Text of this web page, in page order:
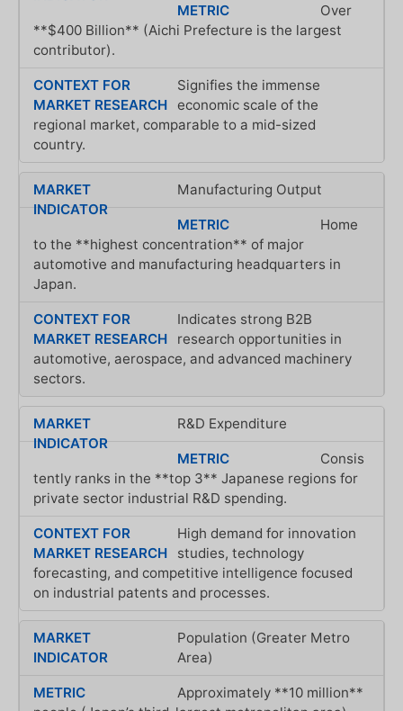
Over
**$400 Billion** (Aichi Prefecture is the largest
contributor).
Signifies the immense
economic scale of the
regional market, comparable to a mid-sized
country.
Manufacturing Output
Home
to the **highest concentration** of major
automotive and manufacturing headquarters in
Japan.
Indicates strong B2B
research opportunities in
automotive, aerospace, and advanced machinery
sectors.
R&D Expenditure
Consis
tently ranks in the **top 3** Japanese regions for
private sector industrial R&D spending.
High demand for innovation
studies, technology
forecasting, and competitive intelligence focused
on industrial patents and processes.
Population (Greater Metro
Area)
Approximately **10 million**